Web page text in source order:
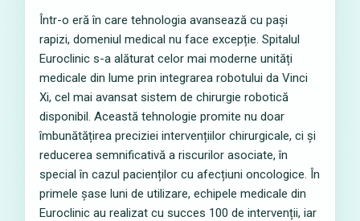
Într-o eră în care tehnologia avansează cu pași
rapizi, domeniul medical nu face excepție. Spitalul
Euroclinic s-a alăturat celor mai moderne unități
medicale din lume prin integrarea robotului da Vinci
Xi, cel mai avansat sistem de chirurgie robotică
disponibil. Această tehnologie promite nu doar
îmbunătățirea preciziei intervențiilor chirurgicale, ci și
reducerea semnificativă a riscurilor asociate, în
special în cazul pacienților cu afecțiuni oncologice. În
primele șase luni de utilizare, echipele medicale din
Euroclinic au realizat cu succes 100 de intervenții, iar